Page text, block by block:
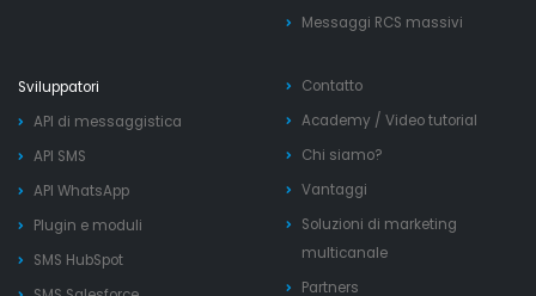
Messaggi RCS massivi
Sviluppatori
API di messaggistica
API SMS
API WhatsApp
Plugin e moduli
SMS HubSpot
Contatto
Academy / Video tutorial
Chi siamo?
Vantaggi
Soluzioni di marketing
multicanale
Partners